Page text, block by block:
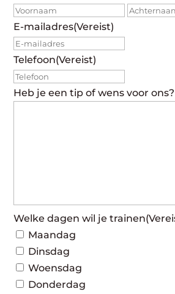
E-mailadres(Vereist)
Telefoon(Vereist)
Heb je een tip of wens voor ons?
Welke dagen wil je trainen
Maandag
Dinsdag
Woensdag
Donderdag